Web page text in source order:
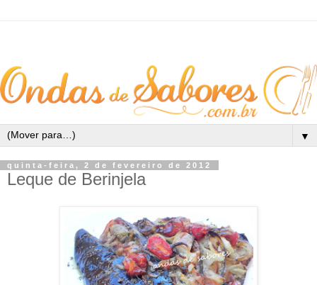
▼
quinta-feira, 2 de fevereiro de 2012
Leque de Berinjela